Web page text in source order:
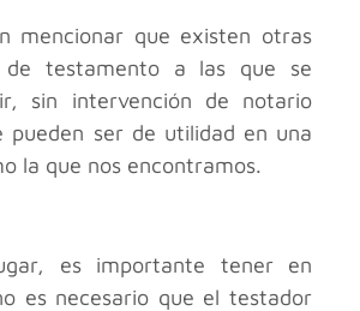
mencionar que existen otras
de testamento a las que se
sin intervención de notario
pueden ser de utilidad en una
la que nos encontramos.
es importante tener en
es necesario que el testador